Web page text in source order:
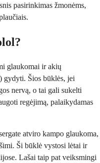
pasirinkimas žmonėms,
glaukomai ir akių
gydyti. Šios būklės, jei
nervą, o tai gali sukelti
regėjimą, palaikydamas
atviro kampo glaukoma,
Ši būklė vystosi lėtai ir
Lašai taip pat veiksmingi